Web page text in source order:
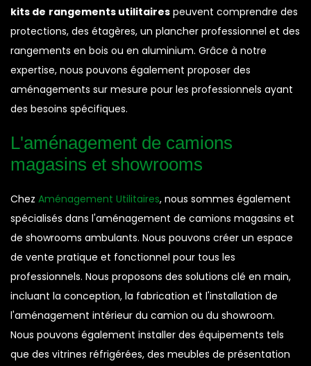
kits de rangements utilitaires peuvent comprendre des
protections, des étagères, un plancher professionnel et des
rangements en bois ou en aluminium. Grâce à notre
expertise, nous pouvons également proposer des
aménagements sur mesure pour les professionnels ayant
des besoins spécifiques.
L'aménagement de camions
magasins et showrooms
Chez Aménagement Utilitaires, nous sommes également
spécialisés dans l'aménagement de camions magasins et
de showrooms ambulants. Nous pouvons créer un espace
de vente pratique et fonctionnel pour tous les
professionnels. Nous proposons des solutions clé en main,
incluant la conception, la fabrication et l'installation de
l'aménagement intérieur du camion ou du showroom.
Nous pouvons également installer des équipements tels
que des vitrines réfrigérées, des meubles de présentation